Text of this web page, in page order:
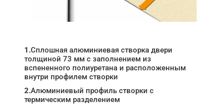
1.Сплошная алюминиевая створка двери
толщиной 73 мм с заполнением из
вспененного полиуретана и расположенным
внутри профилем створки
2.Алюминиевый профиль створки с
термическим разделением